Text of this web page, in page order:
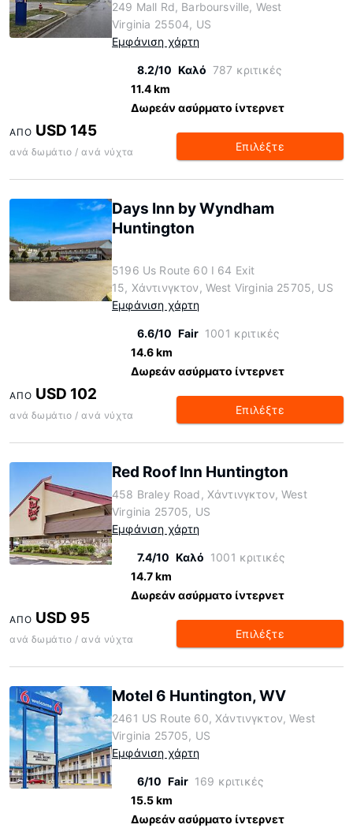
249 Mall Rd, Barboursville, West
Virginia 25504, US
Εμφάνιση χάρτη
8.2/10 Καλό 787 κριτικές
11.4 km
Δωρεάν ασύρματο ίντερνετ
ΑΠΌ USD 145
ανά δωμάτιο / ανά νύχτα Επιλέξτε
Days Inn by Wyndham
Huntington
5196 Us Route 60 I 64 Exit
15, Χάντινγκτον, West Virginia 25705, US
Εμφάνιση χάρτη
6.6/10 Fair 1001 κριτικές
14.6 km
Δωρεάν ασύρματο ίντερνετ
ΑΠΌ USD 102
ανά δωμάτιο / ανά νύχτα Επιλέξτε
Red Roof Inn Huntington
458 Braley Road, Χάντινγκτον, West
Virginia 25705, US
Εμφάνιση χάρτη
7.4/10 Καλό 1001 κριτικές
14.7 km
Δωρεάν ασύρματο ίντερνετ
ΑΠΌ USD 95
ανά δωμάτιο / ανά νύχτα Επιλέξτε
Motel 6 Huntington, WV
2461 US Route 60, Χάντινγκτον, West
Virginia 25705, US
Εμφάνιση χάρτη
6/10 Fair 169 κριτικές
15.5 km
Δωρεάν ασύρματο ίντερνετ